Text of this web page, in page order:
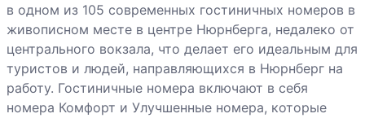
в одном из 105 современных гостиничных номеров в
живописном месте в центре Нюрнберга, недалеко от
центрального вокзала, что делает его идеальным для
туристов и людей, направляющихся в Нюрнберг на
работу. Гостиничные номера включают в себя
номера Комфорт и Улучшенные номера, которые